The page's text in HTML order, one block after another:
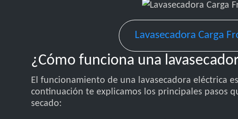
Lavasecadora Carga
¿Cómo funciona una
El funcionamiento de una lavasecadora eléctrica
continuación te explicamos los principales pasos
secado: